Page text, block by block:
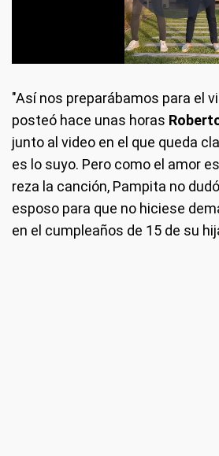
"Así nos preparábamos para el
posteó hace unas horas
junto al video en el que queda
es lo suyo. Pero como el amor
reza la canción, Pampita no
esposo para que no hiciese
en el cumpleaños de 15 de su